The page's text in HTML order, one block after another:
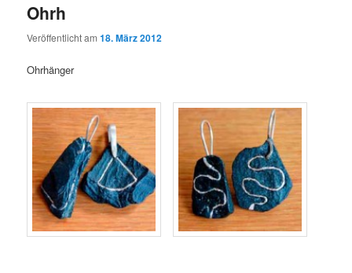
Ohrh
Veröffentlicht am18. März 2012
Ohrhänger